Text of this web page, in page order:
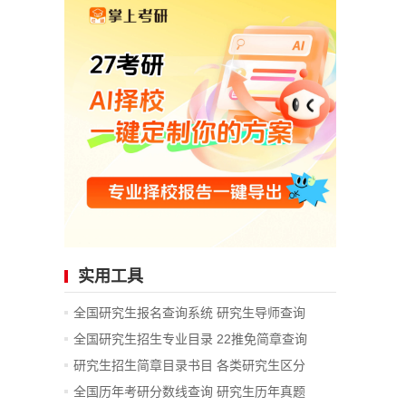
实用工具
全国研究生报名查询系统 研究生导师查询
全国研究生招生专业目录 22推免简章查询
研究生招生简章目录书目 各类研究生区分
全国历年考研分数线查询 研究生历年真题